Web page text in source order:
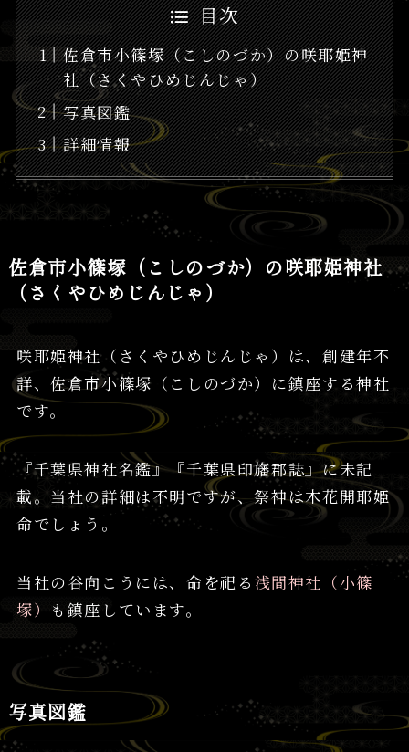
目次
佐倉市小篠塚（こしのづか）の咲耶姫神
社（さくやひめじんじゃ）
写真図鑑
詳細情報
佐倉市小篠塚（こしのづか）の咲耶姫神社
（さくやひめじんじゃ）
咲耶姫神社（さくやひめじんじゃ）は、創建年不
詳、佐倉市小篠塚（こしのづか）に鎮座する神社
です。
『千葉県神社名鑑』『千葉県印旛郡誌』に未記
載。当社の詳細は不明ですが、祭神は木花開耶姫
命でしょう。
当社の谷向こうには、命を祀る 浅間神社（小篠
塚） も鎮座しています。
写真図鑑